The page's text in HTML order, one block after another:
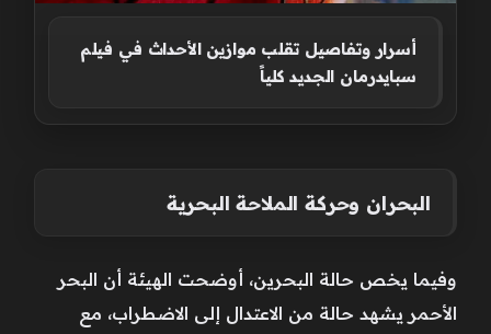
أسرار وتفاصيل تقلب موازين الأحداث في فيلم
سبايدرمان الجديد كلياً
البحران وحركة الملاحة البحرية
وفيما يخص حالة البحرين، أوضحت الهيئة أن البحر
الأحمر يشهد حالة من الاعتدال إلى الاضطراب، مع